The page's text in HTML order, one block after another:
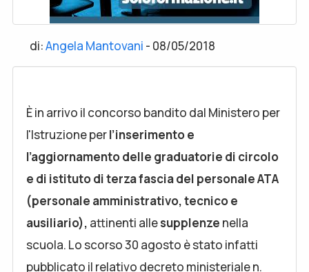
di:Angela Mantovani - 08/05/2018
È in arrivo il concorso bandito dal Ministero per
l'Istruzione perl’inserimento e
l’aggiornamento delle graduatorie di circolo
e di istituto di terzafasciadel personale ATA
(personale amministrativo, tecnico e
ausiliario), attinenti allesupplenze nella
scuola. Lo scorso 30 agosto è stato infatti
pubblicato il relativo decreto ministeriale n.